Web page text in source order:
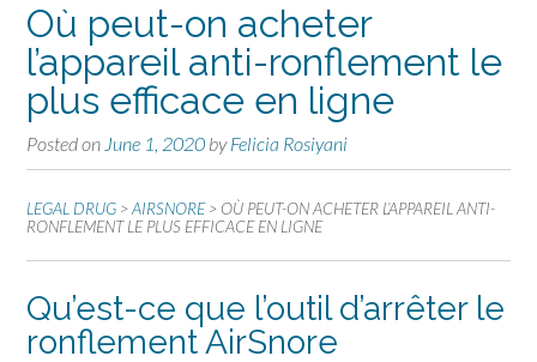
Où peut-on acheter
l’appareil anti-ronflement le
plus efficace en ligne
Posted on June 1, 2020 byFelicia Rosiyani
LEGAL DRUG >AIRSNORE > OÙ PEUT-ON ACHETER L’APPAREIL ANTI-
RONFLEMENT LE PLUS EFFICACE EN LIGNE
Qu’est-ce que l’outil d’arrêter le
ronflement AirSnore